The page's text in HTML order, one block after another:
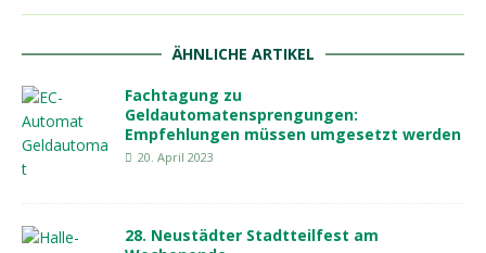
ÄHNLICHE ARTIKEL
Fachtagung zu
Geldautomatensprengungen:
Empfehlungen müssen umgesetzt werden
20. April 2023
28. Neustädter Stadtteilfest am